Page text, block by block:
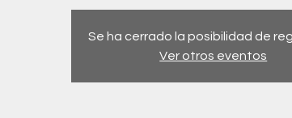
Se ha cerrado la posibilidad de
Ver otros eventos